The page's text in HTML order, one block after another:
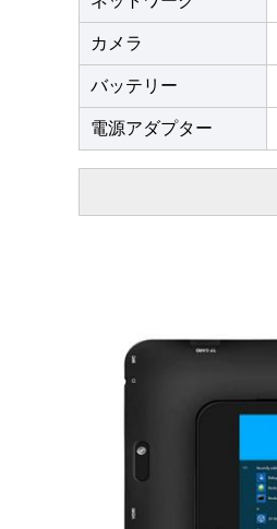
カメラ
バッテリー
電源アダプター